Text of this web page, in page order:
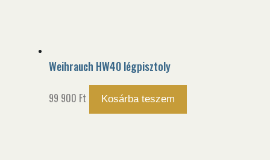
Weihrauch HW40 légpisztoly
99 900 Ft Kosárba teszem